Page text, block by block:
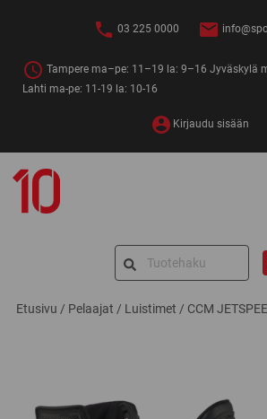
03 225 0000
Tampere ma–pe: 11–19 la: 9–16 Jyväskylä
Lahti ma-pe: 11-19 la: 10-16
Kirjaudu sisään
10
Search
Etusivu / Pelaajat / Luistimet / CCM